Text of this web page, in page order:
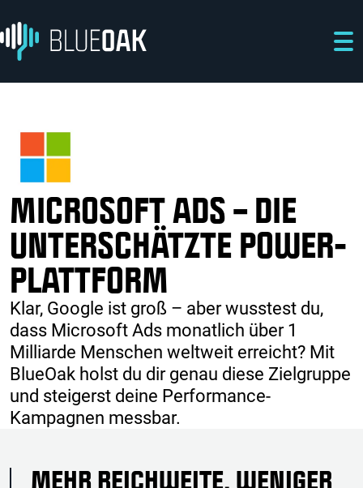
MICROSOFT ADS – DIE
UNTERSCHÄTZTE POWER-
PLATTFORM
Klar, Google ist groß – aber wusstest du,
dass Microsoft Ads monatlich über 1
Milliarde Menschen weltweit erreicht? Mit
BlueOak holst du dir genau diese Zielgruppe
und steigerst deine Performance-
Kampagnen messbar.
MEHR REICHWEITE, WENIGER